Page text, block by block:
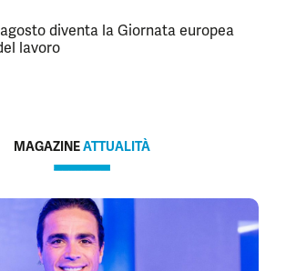
diventa la Giornata europea
lavoro
MAGAZINEATTUALITÀ